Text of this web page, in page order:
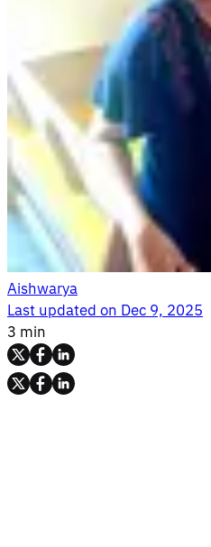
Aishwarya
Last updated onDec 9, 2025
3 min